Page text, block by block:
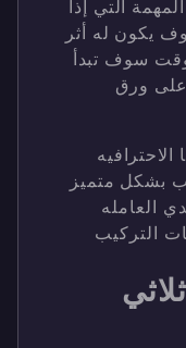
التي إذا
يكون له أثر
سوف تبدأ
على ورق
بشكل متميز
العامله
التركيب